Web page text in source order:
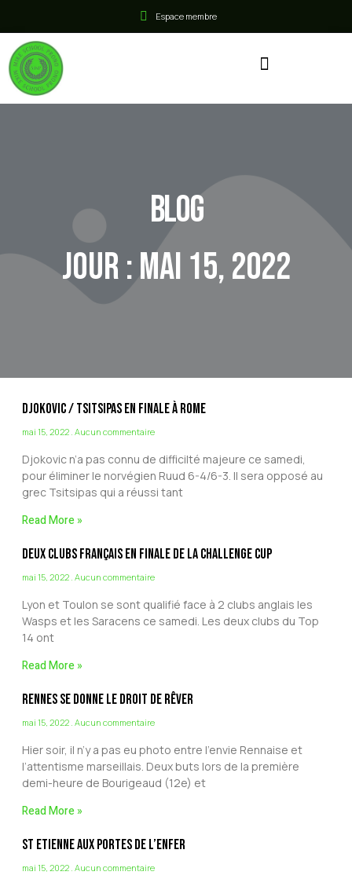
Espace membre
Blog
Jour : mai 15, 2022
Djokovic / Tsitsipas en Finale à Rome
mai 15, 2022 Aucun commentaire
Djokovic n’a pas connu de difficilté majeure ce samedi,
pour éliminer le norvégien Ruud 6-4/6-3. Il sera opposé au
grec Tsitsipas qui a réussi tant
Read More »
Deux clubs français en finale de la Challenge cup
mai 15, 2022 Aucun commentaire
Lyon et Toulon se sont qualifié face à 2 clubs anglais les
Wasps et les Saracens ce samedi. Les deux clubs du Top
14 ont
Read More »
Rennes se donne le droit de rêver
mai 15, 2022 Aucun commentaire
Hier soir, il n’y a pas eu photo entre l’envie Rennaise et
l’attentisme marseillais. Deux buts lors de la première
demi-heure de Bourigeaud (12e) et
Read More »
St Etienne aux portes de l’Enfer
mai 15, 2022 Aucun commentaire